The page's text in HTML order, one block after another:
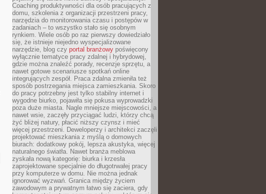
Coaching produktywności dla osób pracujących z
domu, szkolenia z organizacji przestrzeni pracy,
narzędzia do monitorowania czasu i postępów w
zadaniach – to wszystko stało się osobnym
rynkiem. Wiele osób po raz pierwszy dowiedziało
się, że istnieje niejedno wyspecjalizowane
narzędzie, blog czy portal branżowy poświęcony
wyłącznie tematyce pracy zdalnej i hybrydowej,
gdzie można znaleźć porady, recenzje sprzętu, a
nawet gotowe scenariusze spotkań online
integrujących zespół. Praca zdalna zmieniła też
sposób postrzegania miejsca zamieszkania. Skoro
do pracy potrzebny jest tylko stabilny internet i
wygodne biurko, pojawiła się pokusa wyprowadzki
poza duże miasta. Nagle mniejsze miejscowości, a
nawet wsie, zaczęły przyciągać ludzi, którzy chcą
żyć bliżej natury, płacić niższy czynsz i mieć
więcej przestrzeni. Deweloperzy i architekci zaczęli
projektować mieszkania z myślą o domowych
biurach: dodatkowy pokój, lepsza akustyka, więcej
naturalnego światła. Nawet branża meblowa
zyskała nową kategorię: biurka i krzesła
zaprojektowane specjalnie do długotrwałej pracy
przy komputerze w domu. Nie można jednak
ignorować wyzwań. Granica między życiem
zawodowym a prywatnym łatwo się zaciera, gdy